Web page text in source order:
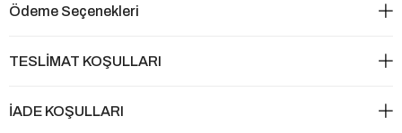
Ödeme Seçenekleri
TESLİMAT KOŞULLARI
İADE KOŞULLARI